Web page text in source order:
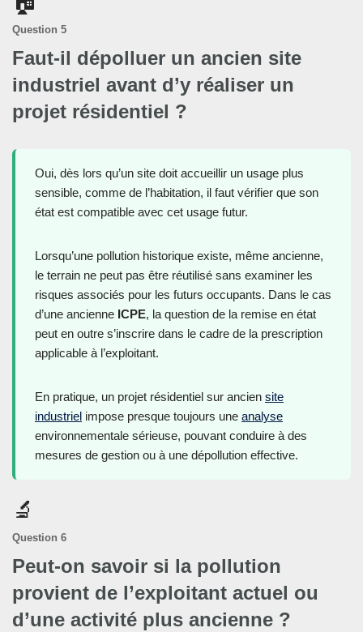
Question 5
Faut-il dépolluer un ancien site
industriel avant d’y réaliser un
projet résidentiel ?
Oui, dès lors qu’un site doit accueillir un usage plus
sensible, comme de l’habitation, il faut vérifier que son
état est compatible avec cet usage futur.
Lorsqu’une pollution historique existe, même ancienne,
le terrain ne peut pas être réutilisé sans examiner les
risques associés pour les futurs occupants. Dans le cas
d’une ancienne ICPE, la question de la remise en état
peut en outre s’inscrire dans le cadre de la prescription
applicable à l’exploitant.
En pratique, un projet résidentiel sur ancien site
industriel impose presque toujours une analyse
environnementale sérieuse, pouvant conduire à des
mesures de gestion ou à une dépollution effective.
🔬
Question 6
Peut-on savoir si la pollution
provient de l’exploitant actuel ou
d’une activité plus ancienne ?